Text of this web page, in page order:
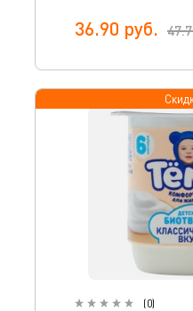
36.90 руб.
(0)